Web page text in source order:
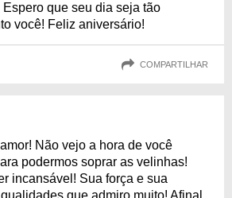
que seu dia seja tão
você! Feliz aniversário!
COMPARTILHAR
Não vejo a hora de você
podermos soprar as velinhas!
incansável! Sua força e sua
que admiro muito! Afinal,